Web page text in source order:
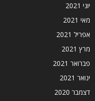
יוני 2021
מאי 2021
אפריל 2021
מרץ 2021
פברואר 2021
ינואר 2021
דצמבר 2020